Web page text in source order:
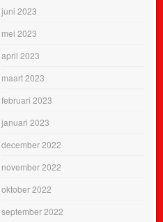
juni 2023
mei 2023
april 2023
maart 2023
februari 2023
januari 2023
december 2022
november 2022
oktober 2022
september 2022